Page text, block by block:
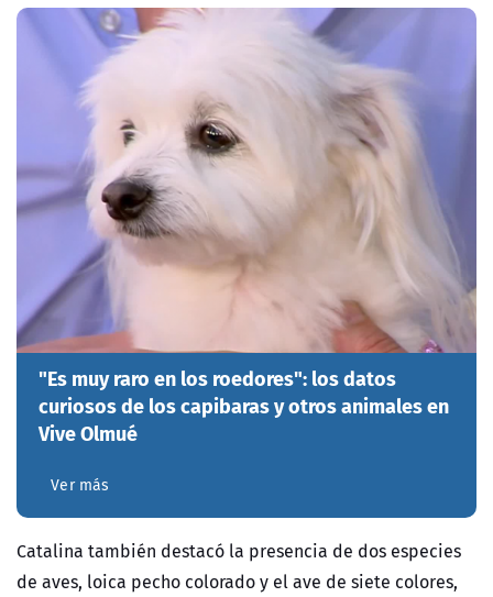
"Es muy raro en los roedores": los datos
curiosos de los capibaras y otros animales en
Vive Olmué
Ver más
Catalina también destacó la presencia de dos especies
de aves, loica pecho colorado y el ave de siete colores,